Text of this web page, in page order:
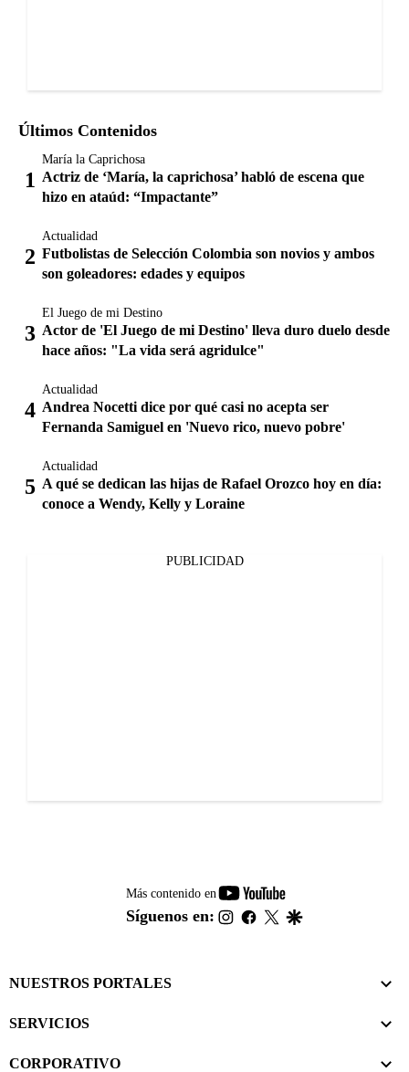
Últimos Contenidos
María la Caprichosa
Actriz de ‘María, la caprichosa’ habló de escena que
hizo en ataúd: “Impactante”
Actualidad
Futbolistas de Selección Colombia son novios y ambos
son goleadores: edades y equipos
El Juego de mi Destino
Actor de 'El Juego de mi Destino' lleva duro duelo desde
hace años: "La vida será agridulce"
Actualidad
Andrea Nocetti dice por qué casi no acepta ser
Fernanda Samiguel en 'Nuevo rico, nuevo pobre'
Actualidad
A qué se dedican las hijas de Rafael Orozco hoy en día:
conoce a Wendy, Kelly y Loraine
PUBLICIDAD
Más contenido en
youtube-
footer
Síguenos en: instagram
facebook
twitter
NUESTROS PORTALES
SERVICIOS
CORPORATIVO